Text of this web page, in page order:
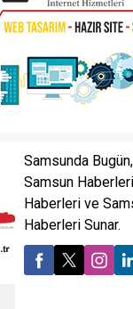
Samsunda
Samsun
Haberleri ve
Haberleri Sunar.